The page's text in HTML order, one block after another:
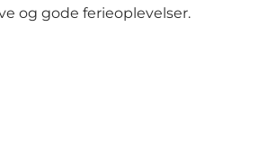
og gode ferieoplevelser.